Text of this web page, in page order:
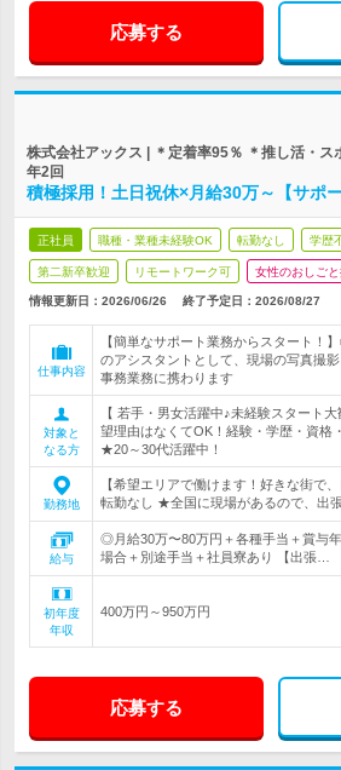
応募する
株式会社アックス | ＊定着率95％ ＊推し活・ス
年2回
積極採用！土日祝休×月給30万～【サポ
正社員 職種・業種未経験OK 転勤なし 学歴
第二新卒歓迎 リモートワーク可 女性のおしご
情報更新日：2026/06/26 終了予定日：2026/08/27
仕事内容
【簡単なサポート業務からスタート！
のアシスタントとして、現場の写真撮
事務業務に携わります
対象と
なる方
【 若手・男女活躍中♪未経験スタート
望理由はなくてOK！経験・学歴・資格
★20～30代活躍中！
勤務地
【希望エリアで働けます！好きな街で
転勤なし ★全国に現場があるので、出
給与
◎月給30万〜80万円＋各種手当＋賞与
場合＋別途手当＋社員寮あり 【出張…
初年度
年収
400万円～950万円
応募する